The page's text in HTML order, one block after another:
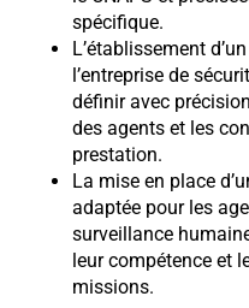
spécifique.
L’établissement d’un
l’entreprise de
définir avec
des agents et les
prestation.
La mise en place
adaptée pour les
surveillance
leur compétence et
missions.